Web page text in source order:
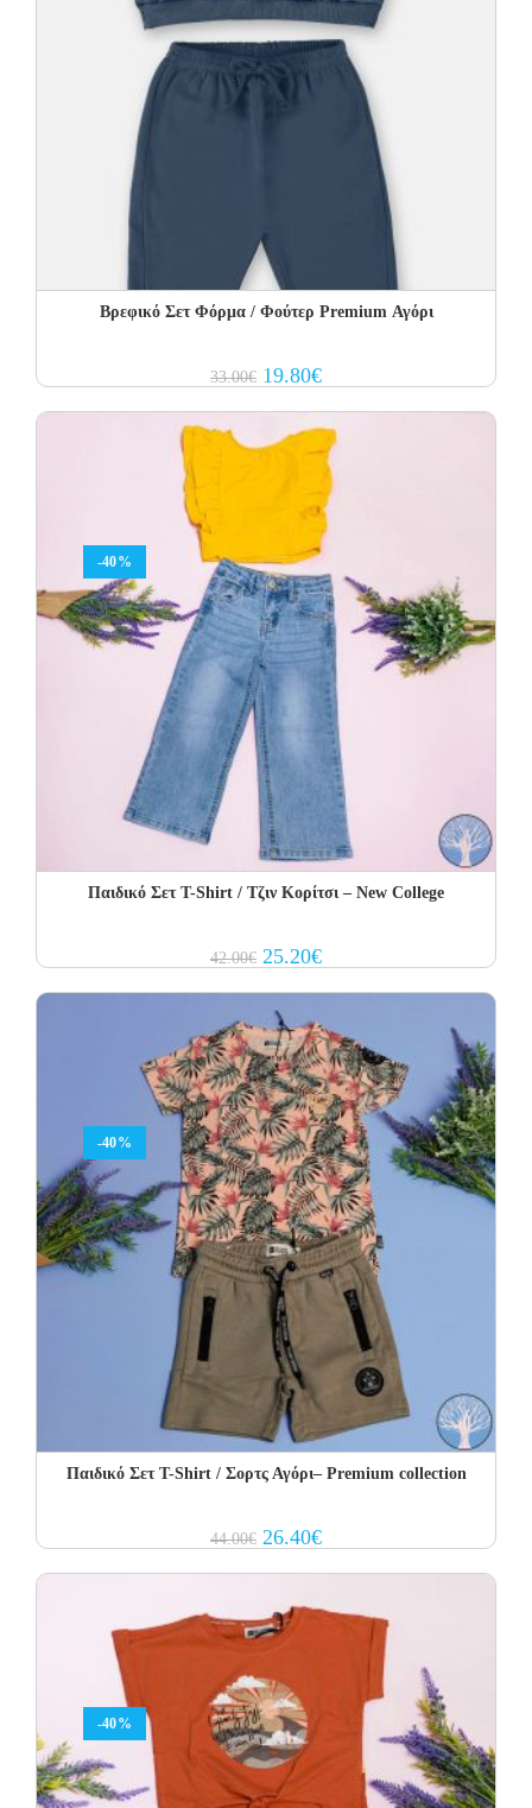
Βρεφικό Σετ Φόρμα / Φούτερ Premium Αγόρι
33.00€ Original
price
19.80€Current
price
19.80€.
-40%
Παιδικό Σετ Τ-Shirt / Τζιν Κορίτσι – New College
42.00€ Original
price
25.20€Current
price
-40%
Παιδικό Σετ T-Shirt / Σορτς Αγόρι– Premium collection
44.00€ Original
price
26.40€Current
price
-40%